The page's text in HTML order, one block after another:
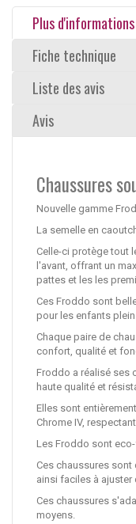
Plus d'informations
Fiche technique
Liste des avis
Avis
Chaussures
Nouvelle gamme
La semelle en
Celle-ci protège tout
l'avant, offrant un
pattes et les les
Ces Froddo sont
pour les enfants plein
Chaque paire de
confort, qualité et
Froddo a réalisé ses
haute qualité et
Elles sont
Chrome IV,
Les Froddo sont
Ces chaussures
ainsi faciles à
Ces chaussures
moyens.